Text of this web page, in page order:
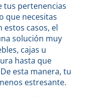
tus pertenencias
que necesitas
casos, el
solución muy
cajas u
hasta que
esta manera, tu
estresante.